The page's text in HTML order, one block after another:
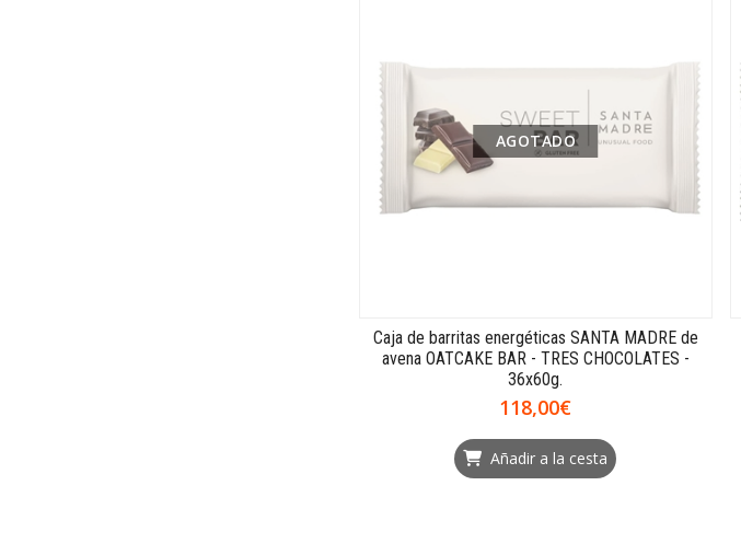
AGOTADO
Caja de barritas energéticas SANTA MADRE de
avena OATCAKE BAR - TRES CHOCOLATES -
36x60g.
118,00€
Añadir a la cesta